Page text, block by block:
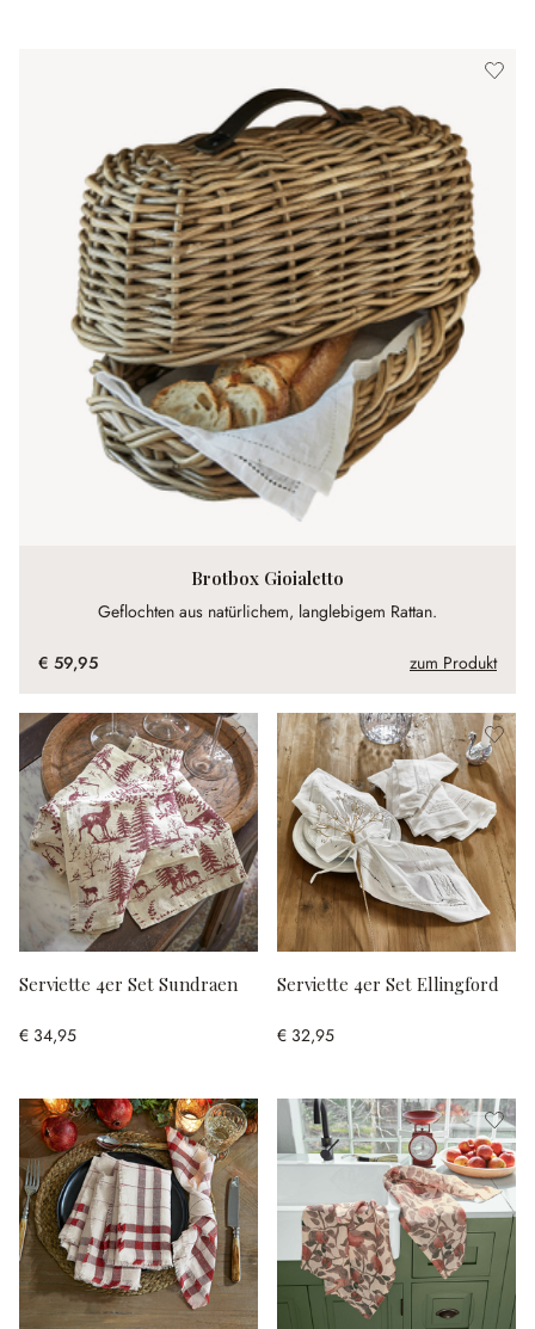
Brotbox Gioialetto
Geflochten aus natürlichem, langlebigem Rattan.
€ 59,95 zum Produkt
Serviette 4er Set Sundraen
€ 34,95
Serviette 4er Set Ellingford
€ 32,95